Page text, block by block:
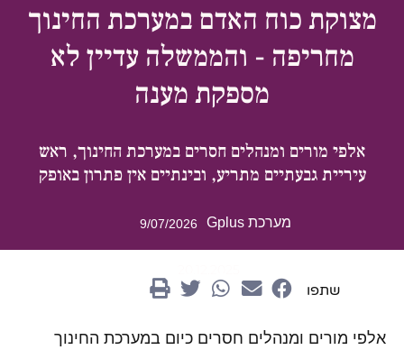
מצוקת כוח האדם במערכת החינוך
מחריפה - והממשלה עדיין לא
מספקת מענה
אלפי מורים ומנהלים חסרים במערכת החינוך, ראש
עיריית גבעתיים מתריע, ובינתיים אין פתרון באופק
מערכת Gplus 9/07/2026
שתפו
אלפי מורים ומנהלים חסרים כיום במערכת החינוך